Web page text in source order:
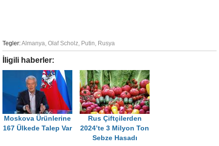
Tegler:Almanya, Olaf Scholz, Putin, Rusya
İligili haberler:
Moskova Ürünlerine
167 Ülkede Talep Var
Rus Çiftçilerden
2024’te 3 Milyon Ton
Sebze Hasadı